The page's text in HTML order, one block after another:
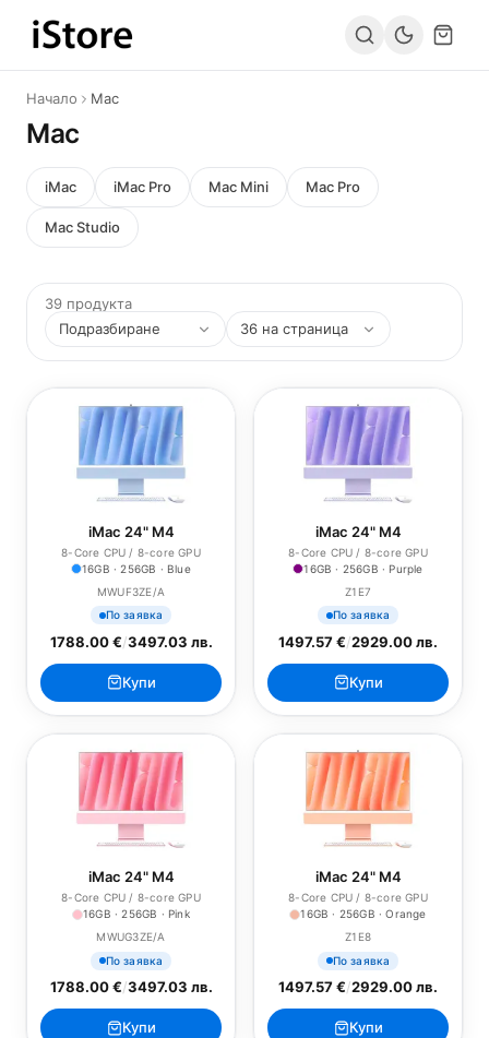
Към съдържанието
Начало Mac
Mac
iMac iMac Pro Mac Mini Mac Pro
Mac Studio
39 продукта
iMac 24" M4
8-Core CPU / 8-core GPU
16GB · 256GB · Blue
MWUF3ZE/A
По заявка
1788.00 €/3497.03 лв.
Купи
iMac 24" M4
8-Core CPU / 8-core GPU
16GB · 256GB · Purple
Z1E7
По заявка
1497.57 €/2929.00 лв.
Купи
iMac 24" M4
8-Core CPU / 8-core GPU
16GB · 256GB · Pink
MWUG3ZE/A
По заявка
1788.00 €/3497.03 лв.
Купи
iMac 24" M4
8-Core CPU / 8-core GPU
16GB · 256GB · Orange
Z1E8
По заявка
1497.57 €/2929.00 лв.
Купи